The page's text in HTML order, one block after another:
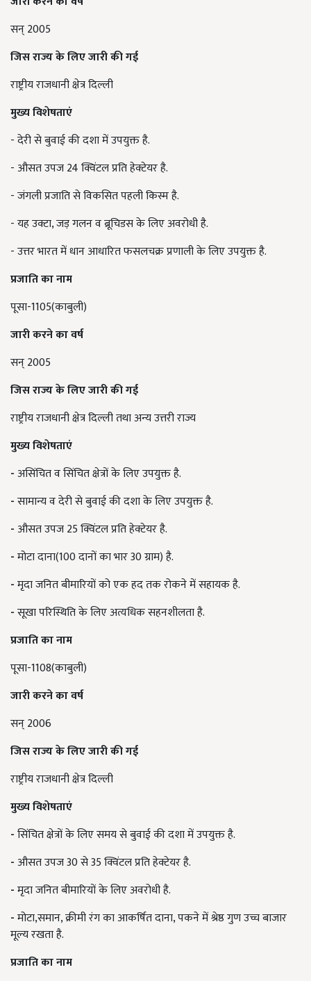
सन् 2005
जिस राज्य के लिए जारी की गई
राष्ट्रीय राजधानी क्षेत्र दिल्ली
मुख्य विशेषताएं
- देरी से बुवाई की दशा में उपयुक्त है.
- औसत उपज 24 क्विंटल प्रति हेक्टेयर है.
- जंगली प्रजाति से विकसित पहली किस्म है.
- यह उक्टा, जड़ गलन व ब्रूचिडस के लिए अवरोधी है.
- उत्तर भारत में धान आधारित फसलचक्र प्रणाली के लिए उपयुक्त है.
प्रजाति का नाम
पूसा-1105(काबुली)
जारी करने का वर्ष
सन् 2005
जिस राज्य के लिए जारी की गई
राष्ट्रीय राजधानी क्षेत्र दिल्ली तथा अन्य उत्तरी राज्य
मुख्य विशेषताएं
-असिंचित व सिंचित क्षेत्रों के लिए उपयुक्त है.
-सामान्य व देरी से बुवाई की दशा के लिए उपयुक्त है.
- औसत उपज 25 क्विंटल प्रति हेक्टेयर है.
-मोटा दाना(100 दानों का भार 30 ग्राम) है.
-मृदा जनित बीमारियों को एक हद तक रोकने में सहायक है.
-सूखा परिस्थिति के लिए अत्यधिक सहनशीलता है.
प्रजाति का नाम
पूसा-1108(काबुली)
जारी करने का वर्ष
सन् 2006
जिस राज्य के लिए जारी की गई
राष्ट्रीय राजधानी क्षेत्र दिल्ली
मुख्य विशेषताएं
-सिंचित क्षेत्रों के लिए समय से बुवाई की दशा में उपयुक्त है.
- औसत उपज 30 से 35 क्विंटल प्रति हेक्टेयर है.
-मृदा जनित बीमारियों के लिए अवरोधी है.
-मोटा,समान, क्रीमी रंग का आकर्षित दाना, पकने में श्रेष्ठ गुण उच्च बाजार
मूल्य रखता है.
प्रजाति का नाम